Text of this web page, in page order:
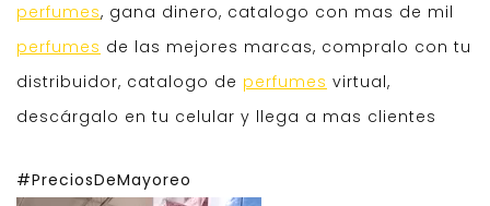
perfumes, gana dinero, catalogo con mas de mil
perfumes de las mejores marcas, compralo con tu
distribuidor, catalogo de perfumes virtual,
descárgalo en tu celular y llega a mas clientes
#PreciosDeMayoreo